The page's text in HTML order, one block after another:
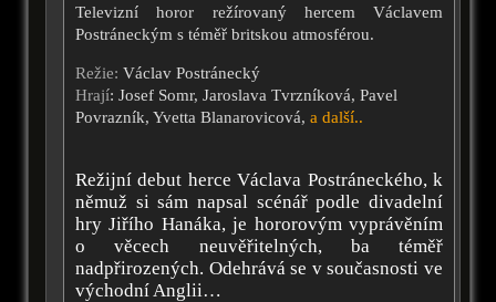
Televizní horor režírovaný hercem Václavem
Postráneckým s téměř britskou atmosférou.
Režie: Václav Postránecký
Hrají: Josef Somr, Jaroslava Tvrzníková, Pavel
Povrazník, Yvetta Blanarovicová, a další..
Režijní debut herce Václava Postráneckého, k
němuž si sám napsal scénář podle divadelní
hry Jiřího Hanáka, je hororovým vyprávěním
o věcech neuvěřitelných, ba téměř
nadpřirozených. Odehrává se v současnosti ve
východní Anglii…